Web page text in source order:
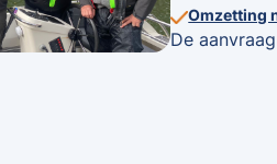
Omzetting
De